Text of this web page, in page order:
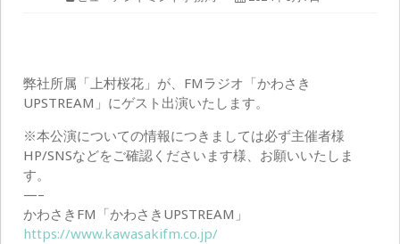
弊社所属「上村桜花」が、FMラジオ「かわさき
UPSTREAM」にゲスト出演いたします。
※本公演についての情報につきましては必ず主催者様
HP/SNSなどをご確認くださいます様、お願いいたしま
す。
—–
かわさきFM「かわさきUPSTREAM」
https://www.kawasakifm.co.jp/